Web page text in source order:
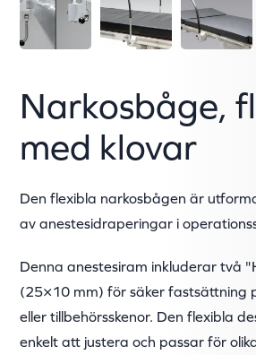
Narkosbåge,
med klovar
Den flexibla narkosbågen är
av anestesidraperingar i
Denna anestesiram inkluderar två
(25×10 mm) för säker fastsättning
eller tillbehörsskenor. Den flexibla
enkelt att justera och passar för